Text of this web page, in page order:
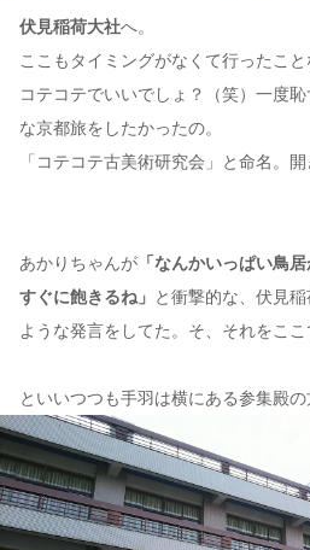
伏見稲荷大社へ。
ここもタイミングがなくて行ったこと
コテコテでいいでしょ？（笑）一度
な京都旅をしたかったの。
「コテコテ古美術研究会」と命名。開
あかりちゃんが 「なんかいっぱい鳥
すぐに飽きるね」 と衝撃的な、伏見
ような発言をしてた。そ、それをここ
といいつつも手羽は横にある参集殿の